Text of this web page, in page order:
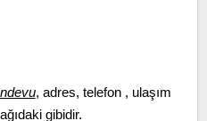
, adres, telefon , ulaşım
gibidir.